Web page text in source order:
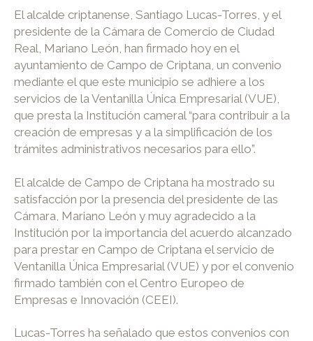
El alcalde criptanense, Santiago Lucas-Torres, y el
presidente de la Cámara de Comercio de Ciudad
Real, Mariano León, han firmado hoy en el
ayuntamiento de Campo de Criptana, un convenio
mediante el que este municipio se adhiere a los
servicios de la Ventanilla Única Empresarial (VUE),
que presta la Institución cameral “para contribuir a la
creación de empresas y a la simplificación de los
trámites administrativos necesarios para ello”.
El alcalde de Campo de Criptana ha mostrado su
satisfacción por la presencia del presidente de las
Cámara, Mariano León y muy agradecido a la
Institución por la importancia del acuerdo alcanzado
para prestar en Campo de Criptana el servicio de
Ventanilla Única Empresarial (VUE) y por el convenio
firmado también con el Centro Europeo de
Empresas e Innovación (CEEI).
Lucas-Torres ha señalado que estos convenios con